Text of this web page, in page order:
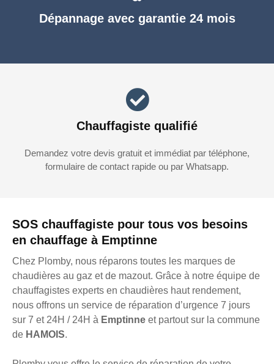
SOS chauffagiste pour tous vos besoins
en chauffage à Emptinne
Chez Plomby, nous réparons toutes les marques de
chaudières au gaz et de mazout. Grâce à notre équipe de
chauffagistes experts en chaudières haut rendement,
nous offrons un service de réparation d’urgence 7 jours
sur 7 et 24H / 24H à Emptinne et partout sur la commune
de HAMOIS.
Dépannage avec garantie 24 mois
Chauffagiste qualifié
Demandez votre devis gratuit et immédiat par téléphone,
formulaire de contact rapide ou par Whatsapp.